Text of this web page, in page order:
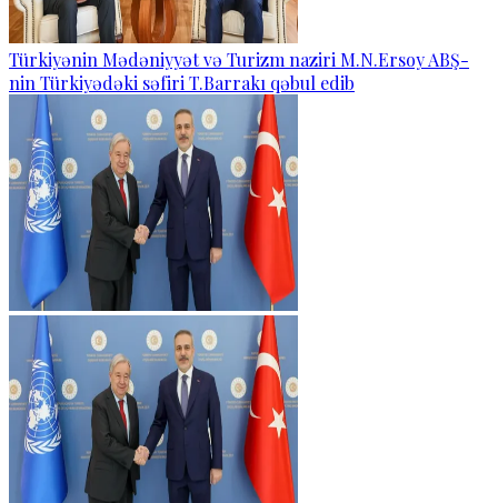
Türkiyənin Mədəniyyət və Turizm naziri M.N.Ersoy ABŞ-
nin Türkiyədəki səfiri T.Barrakı qəbul edib